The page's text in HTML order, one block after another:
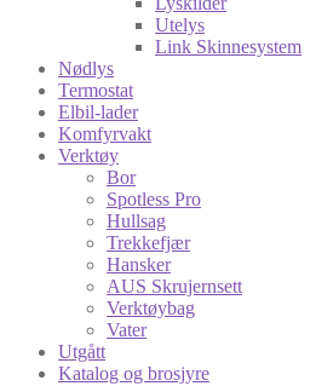
Utelys
Link Skinnesystem
Nødlys
Termostat
Elbil-lader
Komfyrvakt
Verktøy
Bor
Spotless Pro
Hullsag
Trekkefjær
Hansker
AUS Skrujernsett
Verktøybag
Vater
Utgått
Katalog og brosjyre